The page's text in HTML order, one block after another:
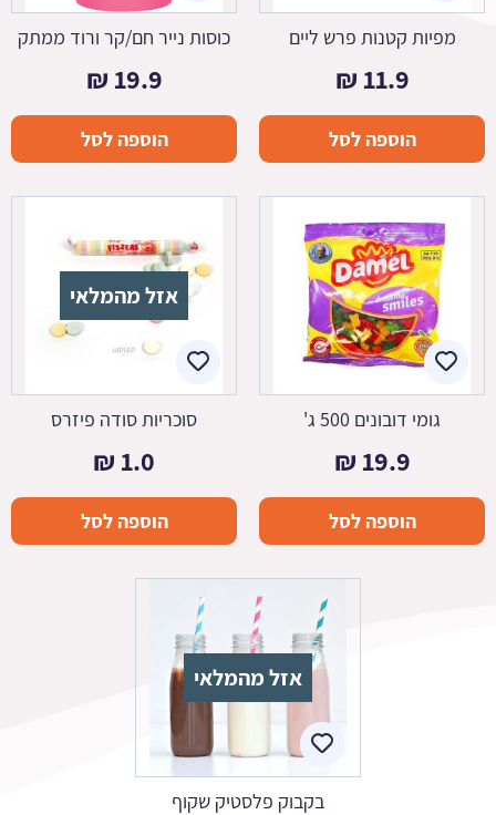
מפיות קטנות פרש ליים
11.9
₪
הוספה לסל
כוסות נייר חם/קר ורוד ממתק
19.9
₪
הוספה לסל
גומי דובונים 500 ג'
19.9
₪
הוספה לסל
אזל מהמלאי
סוכריות סודה פיזרס
1.0
₪
הוספה לסל
אזל מהמלאי
בקבוק פלסטיק שקוף